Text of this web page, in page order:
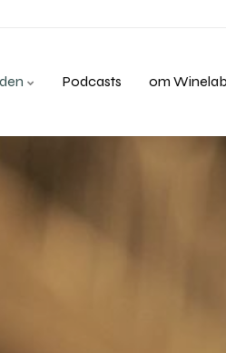
Podcasts om Winelab